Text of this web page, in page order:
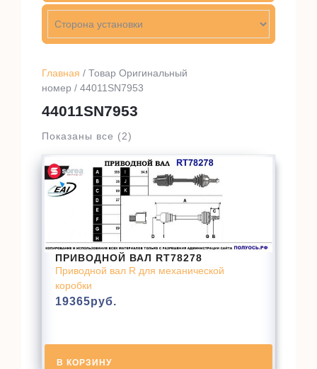
Главная / Товар Оригинальный
номер / 44011SN7953
44011SN7953
Показаны все (2)
ПРИВОДНОЙ ВАЛ RT78278
Приводной вал R для механической
коробки
19365руб.
В КОРЗИНУ